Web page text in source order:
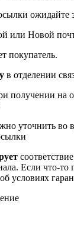
ожидайте
или Новой
покупатель.
в отделении
получении на
уточнить во
Если что-
условиях